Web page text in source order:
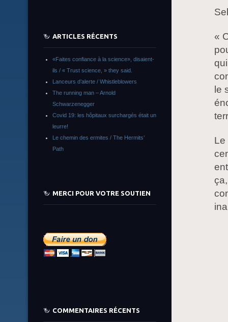
«
le
Le
ARTICLES RÉCENTS
«Faites confiance à la science», disaient-
ils / « Trust science, » they said.
Lanceurs d’alerte / Whistleblowers
The running man – Arnold
Schwarzenegger
Covid 19: les hôpitaux surchargés était un
leurre!
Le chemin des ermites / The Hermits’
Path
MERCI POUR VOTRE SOUTIEN
COMMENTAIRES RÉCENTS